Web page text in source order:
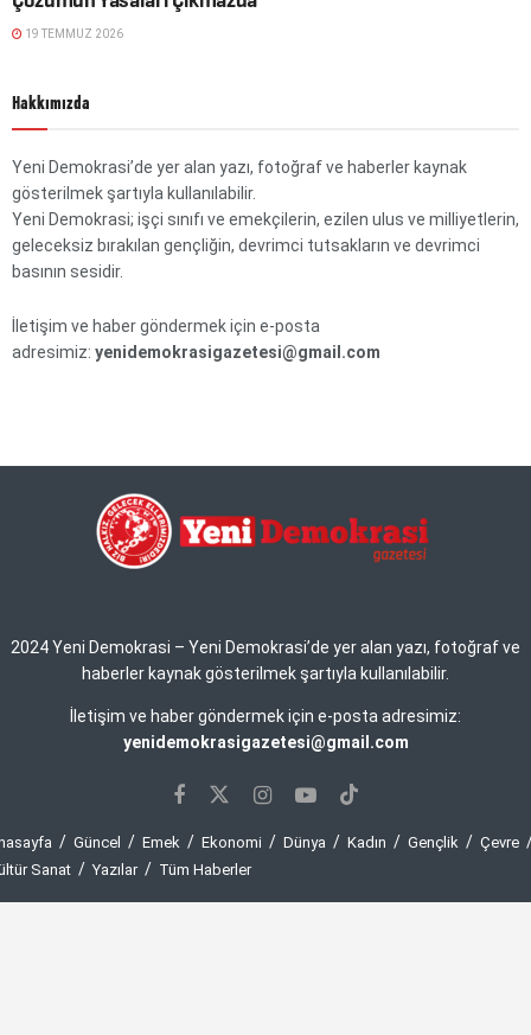
19 TEMMUZ 2026
Hakkımızda
Yeni Demokrasi’de yer alan yazı, fotoğraf ve haberler kaynak
gösterilmek şartıyla kullanılabilir.
Yeni Demokrasi; işçi sınıfı ve emekçilerin, ezilen ulus ve milliyetlerin,
geleceksiz bırakılan gençliğin, devrimci tutsakların ve devrimci
basının sesidir.
İletişim ve haber göndermek için e-posta
adresimiz: yenidemokrasigazetesi@gmail.com
2024 Yeni Demokrasi – Yeni Demokrasi’de yer alan yazı, fotoğraf ve
haberler kaynak gösterilmek şartıyla kullanılabilir.
İletişim ve haber göndermek için e-posta adresimiz:
yenidemokrasigazetesi@gmail.com
Güncel Emek Ekonomi Dünya Kadın Gençlik
Çevre
Sanat
Yazılar Tüm Haberler